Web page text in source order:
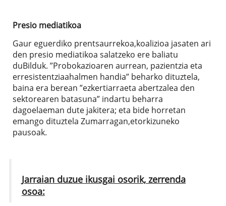
Presio mediatikoa
Gaur eguerdiko prentsaurrekoa,koalizioa jasaten ari
den presio mediatikoa salatzeko ere baliatu
duBilduk. ”Probokazioaren aurrean, pazientzia eta
erresistentziaahalmen handia” beharko dituztela,
baina era berean ”ezkertiarraeta abertzalea den
sektorearen batasuna” indartu beharra
dagoelaeman dute jakitera; eta bide horretan
emango dituztela Zumarragan,etorkizuneko
pausoak.
Jarraian duzue ikusgai osorik, zerrenda
osoa: